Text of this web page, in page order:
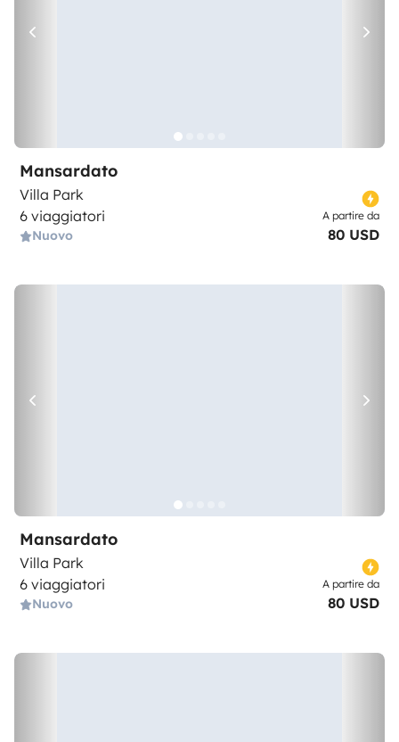
Mansardato
Villa Park
6 viaggiatori
Nuovo
A partire da
80 USD
Mansardato
Villa Park
6 viaggiatori
Nuovo
A partire da
80 USD